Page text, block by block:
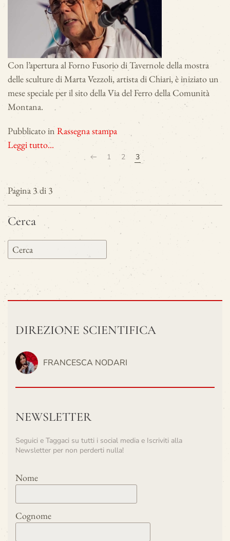
Con l’apertura al Forno Fusorio di Tavernole della mostra
delle sculture di Marta Vezzoli, artista di Chiari, è iniziato un
mese speciale per il sito della Via del Ferro della Comunità
Montana.
Pubblicato in Rassegna stampa
Leggi tutto...
1 2 3
Pagina 3 di 3
Cerca
DIREZIONE SCIENTIFICA
FRANCESCA NODARI
NEWSLETTER
Seguici e Taggaci su tutti i social media e Iscriviti alla
Newsletter per non perderti nulla!
Nome
Cognome